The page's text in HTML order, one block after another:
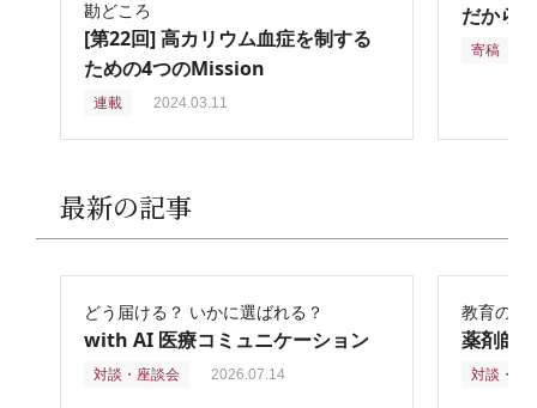
勘どころ
[第22回] 高カリウム血症を制する
ための4つのMission
連載 2024.03.11
だから
寄稿
最新の記事
どう届ける？ いかに選ばれる？
with AI 医療コミュニケーション
対談・座談会 2026.07.14
教育の再
薬剤師
対談・座